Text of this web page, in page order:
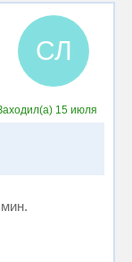
СЛ
15 июля